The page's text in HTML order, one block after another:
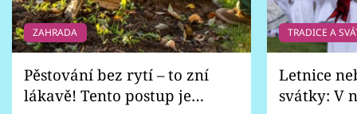
ZAHRADA
Pěstování bez rytí – to zní
lákavě! Tento postup je
TRADICE A
Letnice
svátky: V